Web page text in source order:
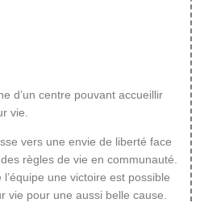
d’un centre pouvant accueillir
vie.
vers une envie de liberté face
règles de vie en communauté.
une victoire est possible
vie pour une aussi belle cause.